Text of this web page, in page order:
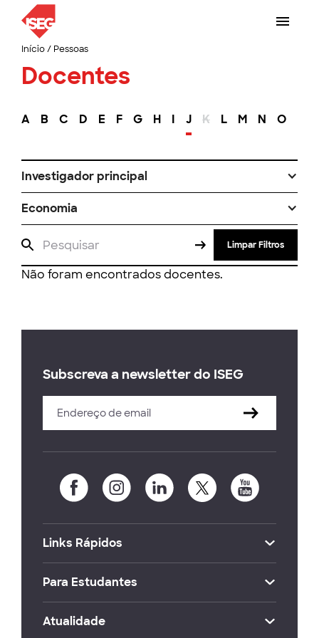
Início/ Pessoas
Docentes
A B C D E F G H I J K L M N O
Investigador principal
Economia
Limpar Filtros
Não foram encontrados docentes.
Subscreva a newsletter do ISEG
Links Rápidos
Para Estudantes
Atualidade